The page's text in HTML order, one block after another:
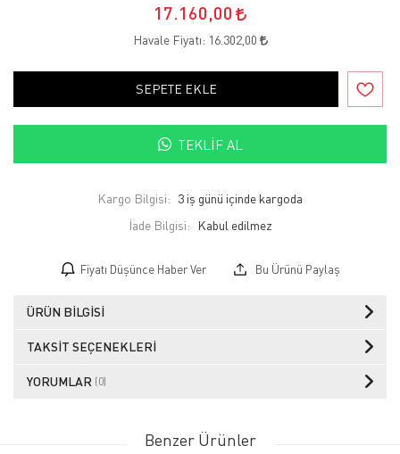
17.160,00
Havale Fiyatı: 16.302,00
SEPETE EKLE
TEKLIF AL
Kargo Bilgisi: 3 iş günü içinde kargoda
İade Bilgisi:
Fiyatı Düşünce Haber Ver Bu Ürünü Paylaş
ÜRÜN BILGISI
TAKSIT SEÇENEKLERI
YORUMLAR (0)
Benzer Ürünler